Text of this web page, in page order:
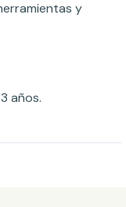
y
años.